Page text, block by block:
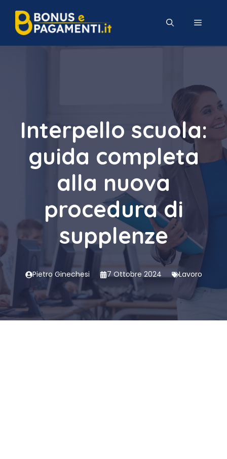
contenuto
MENU
Interpello scuola:
guida completa
alla nuova
procedura di
supplenze
Pietro Ginechesi 7 Ottobre 2024 Lavoro